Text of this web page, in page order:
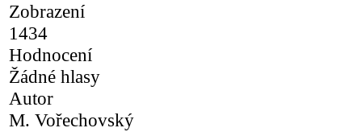
Zobrazení
1434
Hodnocení
Žádné hlasy
Autor
M. Vořechovský